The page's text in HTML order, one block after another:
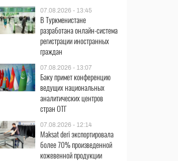
07.08.2026 - 13:45
В Туркменистане
разработана онлайн-система
регистрации иностранных
граждан
07.08.2026 - 13:07
Баку примет конференцию
ведущих национальных
аналитических центров
стран ОТГ
07.08.2026 - 12:14
Maksat deri экспортировала
более 70% произведенной
кожевенной продукции